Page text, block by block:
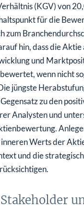
(KGV) von
für die
zum
hin, dass die Aktie
und
wenn nicht
jüngste
zu den
Analysten und
Werts der
und die